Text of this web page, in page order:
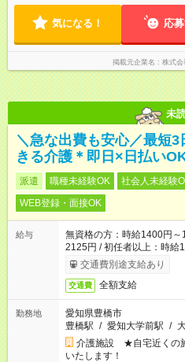
気になる！ 応
掲載元企業名 株式会
未
＼急な出費も安心／最短
きる介護＊即日×日払い
派遣 職種未経験OK 社会人未経験
WEB登録・面接OK
給与
無資格の方：時給1400円
2125円 / 初任者以上：
日収例：1万1200円（時給
交通費別途支給あり
交通費 全額支給
勤務地
愛知県豊橋市
豊橋駅 / 愛知大学前駅 /
介護施設 ★自宅近くの
いたします！